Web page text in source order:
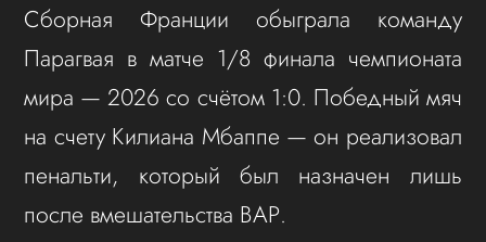
Сборная Франции обыграла команду
Парагвая в матче 1/8 финала чемпионата
мира — 2026 со счётом 1:0. Победный мяч
на счету Килиана Мбаппе — он реализовал
пенальти, который был назначен лишь
после вмешательства ВАР.